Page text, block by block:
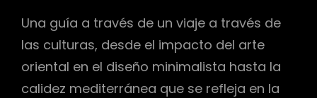
Una guía a través de un viaje a través de
las culturas, desde el impacto del arte
oriental en el diseño minimalista hasta la
calidez mediterránea que se refleja en la